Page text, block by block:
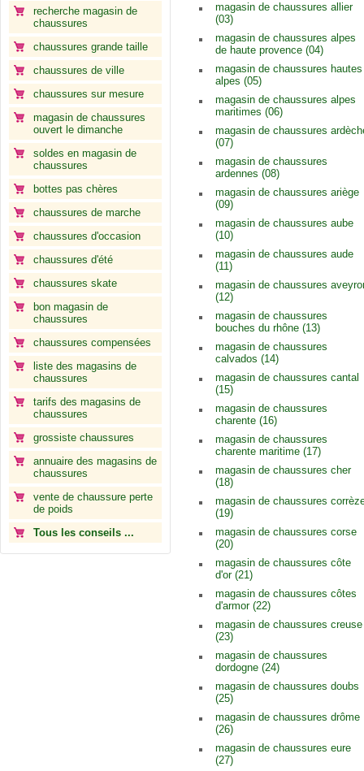
recherche magasin de
chaussures
chaussures grande taille
chaussures de ville
chaussures sur mesure
magasin de chaussures
ouvert le dimanche
soldes en magasin de
chaussures
bottes pas chères
chaussures de marche
chaussures d'occasion
chaussures d'été
chaussures skate
bon magasin de
chaussures
chaussures compensées
liste des magasins de
chaussures
tarifs des magasins de
chaussures
grossiste chaussures
annuaire des magasins de
chaussures
vente de chaussure perte
de poids
Tous les conseils ...
magasin de chaussures allier
(03)
magasin de chaussures alpes
de haute provence (04)
magasin de chaussures hautes
alpes (05)
magasin de chaussures alpes
maritimes (06)
magasin de chaussures
(07)
magasin de chaussures
ardennes (08)
magasin de chaussures ariège
(09)
magasin de chaussures aube
(10)
magasin de chaussures aude
(11)
magasin de chaussures
(12)
magasin de chaussures
bouches du rhône (13)
magasin de chaussures
calvados (14)
magasin de chaussures cantal
(15)
magasin de chaussures
charente (16)
magasin de chaussures
charente maritime (17)
magasin de chaussures cher
(18)
magasin de chaussures
(19)
magasin de chaussures corse
(20)
magasin de chaussures côte
d'or (21)
magasin de chaussures côtes
d'armor (22)
magasin de chaussures creuse
(23)
magasin de chaussures
dordogne (24)
magasin de chaussures doubs
(25)
magasin de chaussures drôme
(26)
magasin de chaussures eure
(27)